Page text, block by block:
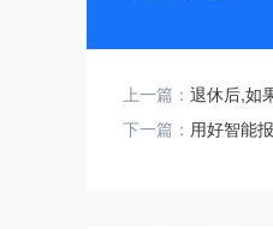
上一篇： 退休后,如
下一篇： 用好智能